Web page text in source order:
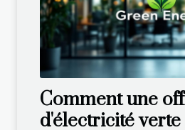
Comment une
d'électricité